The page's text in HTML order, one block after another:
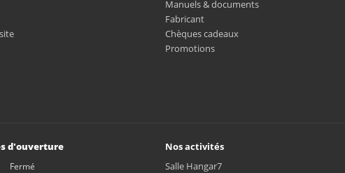
Manuels & documents
Fabricant
Chèques cadeaux
Promotions
d'ouverture
Fermé
Nos activités
Salle Hangar7